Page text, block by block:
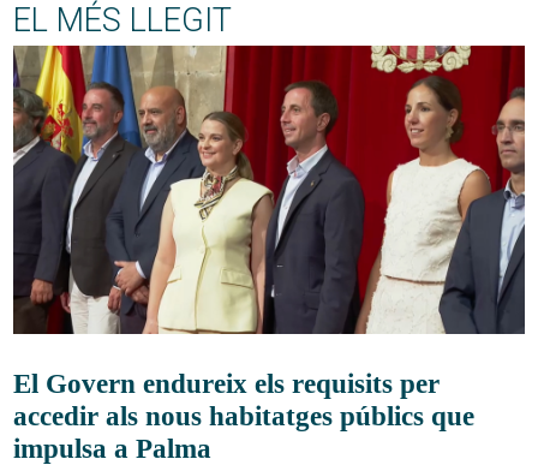
EL MÉS LLEGIT
El Govern endureix els requisits per
accedir als nous habitatges públics que
impulsa a Palma